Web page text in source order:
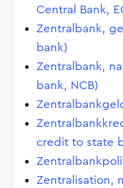
Central Bank,
Zentralbank,
bank)
Zentralbank,
bank, NCB)
credit to state
Zentralisation,